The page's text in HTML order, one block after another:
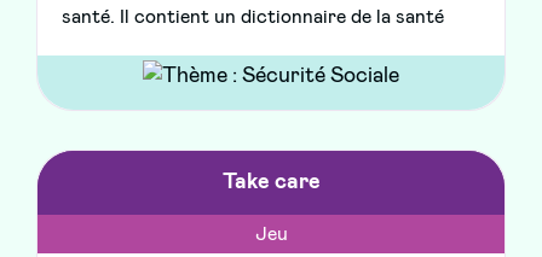
santé. Il contient un dictionnaire de la santé
Take care
Jeu